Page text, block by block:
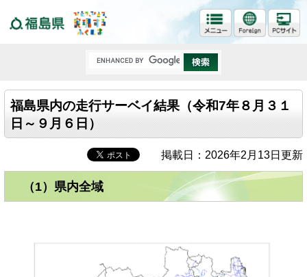
福島県内の走行サーベイ結果（令和7年８月３１
日～９月６日）
掲載日：2026年2月13日更新
（1）県内全域